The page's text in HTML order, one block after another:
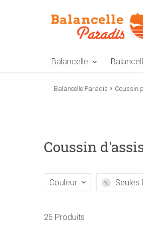
Balancelle
Balancelle Paradis Coussin
Coussin
Couleur Seules
26 Produits